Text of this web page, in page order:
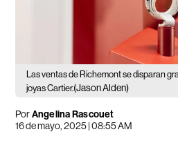
Las ventas de Richemont se disparan
joyas Cartier.(Jason Alden)
PorAngelina Rascouet
16 de mayo, 2025 | 08:55 AM